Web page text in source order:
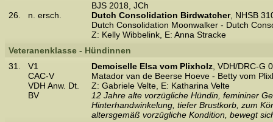
26. n. ersch.
BJS 2018, JCh
Dutch Consolidation Birdwatcher, NHSB
Dutch Consolidation Moonwalker - Dutch
Z: Kelly Wibbelink, E: Anna Stracke
Veteranenklasse - Hündinnen
31.
V1
CAC-V
VDH Anw. Dt.
BV
Demoiselle Elsa vom Plixholz , VDH/DRC-
Matador van de Beerse Hoeve - Betty vom
Z: Gabriele Velte, E: Katharina Velte
12 Jahre alte vorzügliche Hündin, femininer
Hinterhandwinkelung, tiefer Brustkorb, zum
altersgemäß vorzügliche Kondition, bewegt